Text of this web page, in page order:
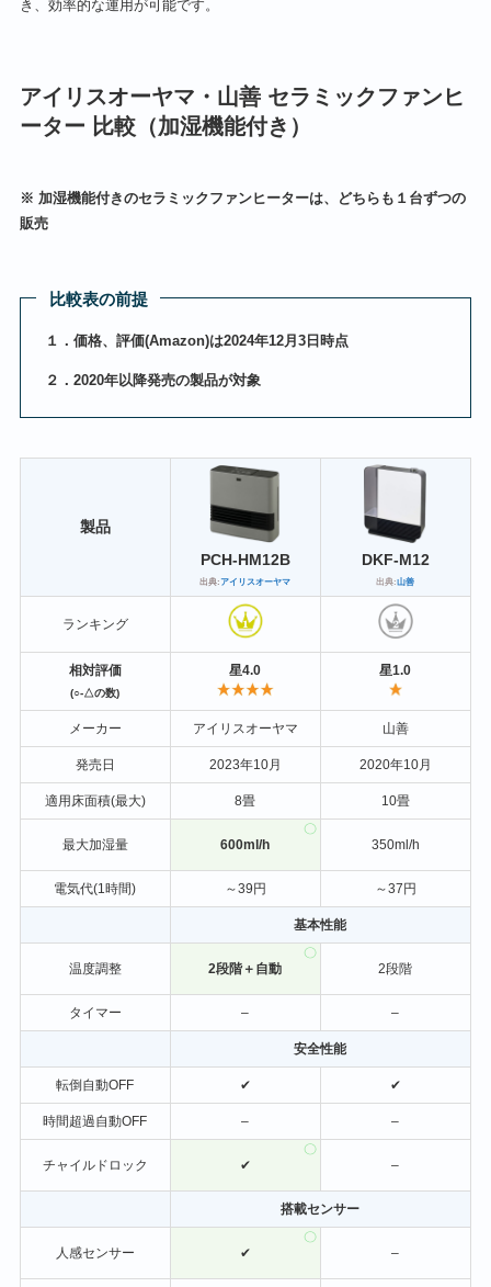
き、効率的な運用が可能です。
アイリスオーヤマ・山善 セラミックファンヒ
ーター 比較（加湿機能付き）
※ 加湿機能付きのセラミックファンヒーターは、どちらも１台ずつの
販売
比較表の前提
１．価格、評価(Amazon)は2024年12月3日時点
２．2020年以降発売の製品が対象
製品
PCH-HM12B
出典:アイリスオーヤマ
DKF-M12
出典:山善
ランキング
相対評価
(○-△の数)
星4.0 星1.0
メーカー アイリスオーヤマ 山善
発売日 2023年10月 2020年10月
適用床面積(最大) 8畳 10畳
最大加湿量 600ml/h 350ml/h
電気代(1時間) ～39円 ～37円
基本性能
温度調整 2段階＋自動 2段階
タイマー – –
安全性能
転倒自動OFF ✔ ✔
時間超過自動OFF – –
チャイルドロック ✔ –
搭載センサー
人感センサー ✔ –